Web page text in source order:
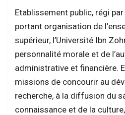
Etablissement public, régi
portant organisation de
supérieur, l’Université Ibn
personnalité morale et de
administrative et financière.
missions de concourir au
recherche, à la diffusion du
connaissance et de la